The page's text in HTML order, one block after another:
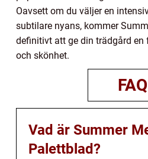
Oavsett om du väljer en
subtilare nyans, kommer
definitivt att ge din trädgård
och skönhet.
FAQ
Vad är Summer
Palettblad?